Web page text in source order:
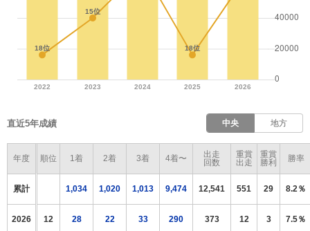
直近5年成績 中央 地方
年度
累計
2026
順位 1着 2着 3着 4着〜
出走
回数
重賞
出走
重賞
勝利
勝率
1,034 1,020 1,013 9,474 12,541 551 29 8.2％
12 28 22 33 290 373 12 3 7.5％